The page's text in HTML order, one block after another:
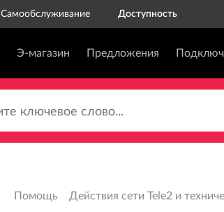
Самообслуживание Доступность
Э-магазин Предложения
Помощь Действия сети Tele2 и